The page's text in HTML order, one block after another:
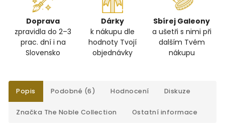
Doprava
zpravidla do 2–3
prac. dní i na
Slovensko
Dárky
k nákupu dle
hodnoty Tvojí
objednávky
Sbírej Galeony
a ušetři s nimi při
dalším Tvém
nákupu
Popis Podobné (6) Hodnocení Diskuze
Značka The Noble Collection Ostatní informace